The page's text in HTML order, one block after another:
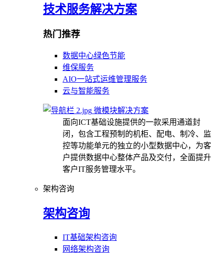
技术服务解决方案
热门推荐
数据中心绿色节能
维保服务
AIO一站式运维管理服务
云与智能服务
微模块解决方案
面向ICT基础设施提供的一款采用通道封
闭，包含工程预制的机柜、配电、制冷、监
控等功能单元的独立的小型数据中心，为客
户提供数据中心整体产品及交付，全面提升
客户IT服务管理水平。
架构咨询
架构咨询
IT基础架构咨询
网络架构咨询